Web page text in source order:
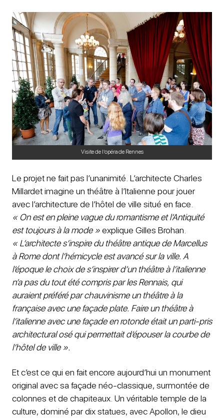
Visite de l’opéra de Rennes
Le projet ne fait pas l’unanimité. L’architecte Charles
Millardet imagine un théâtre à l’Italienne pour jouer
avec l’architecture de l’hôtel de ville situé en face.
« On est en pleine vague du romantisme et l’Antiquité
est toujours à la mode »explique Gilles Brohan.
« L’architecte s’inspire du théâtre antique de Marcellus
à Rome dont l’hémicycle est avancé sur la ville. A
l’époque le choix de s’inspirer d’un théâtre à l’italienne
n’a pas du tout été compris par les Rennais, qui
auraient préféré par chauvinisme un théâtre à la
française avec une façade plate. Faire un théâtre à
l’italienne avec une façade en rotonde était un parti-pris
architectural osé qui permettait d’épouser la courbe de
l’hôtel de ville ».
Et c’est ce qui en fait encore aujourd’hui un monument
original avec sa façade néo-classique, surmontée de
colonnes et de chapiteaux. Un véritable temple de la
culture, dominé par dix statues, avec Apollon, le dieu